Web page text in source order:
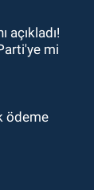
açıkladı!
mi
ödeme